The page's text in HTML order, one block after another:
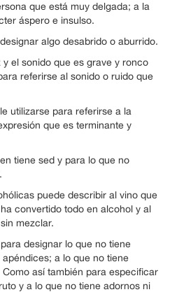
que está muy delgada; a la
áspero e insulso.
algo desabrido o aburrido.
el sonido que es grave y ronco
referirse al sonido o ruido que
utilizarse para referirse a la
que es terminante y
tiene sed y para lo que no
puede describir al vino que
convertido todo en alcohol y al
mezclar.
designar lo que no tiene
a lo que no tiene
así también para especificar
y a lo que no tiene adornos ni